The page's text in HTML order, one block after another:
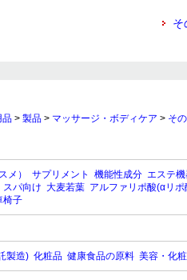
そ
品 > 製品 > マッサージ・ボディケア > そ
メ） サプリメント 機能性成分 エステ
スパ向け 大麦若葉 アルファリポ酸(αリポ
椅子
製造) 化粧品 健康食品の原料 美容・化